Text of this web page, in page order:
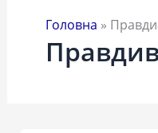
Головна »